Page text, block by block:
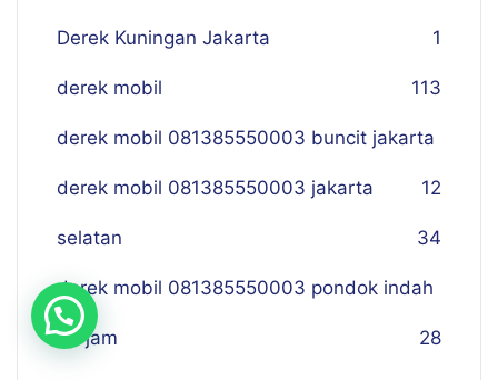
Derek Kuningan Jakarta 1
derek mobil 113
derek mobil 081385550003 buncit jakarta
12
derek mobil 081385550003 jakarta
selatan 34
derek mobil 081385550003 pondok indah
24 jam 28